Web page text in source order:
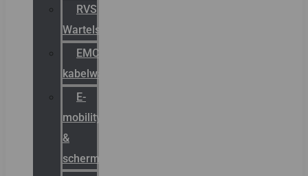
RVS
Wartels
EMC
kabelwartels
E-
mobility
&
schermstromen